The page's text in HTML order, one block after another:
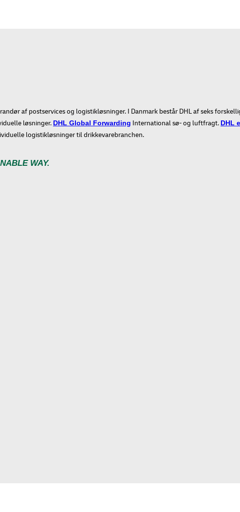
af postservices og logistikløsninger. I Danmark består DHL af seks
løsninger. DHL Global Forwarding International sø- og luftfragt. DHL
logistikløsninger til drikkevarebranchen.
WAY.